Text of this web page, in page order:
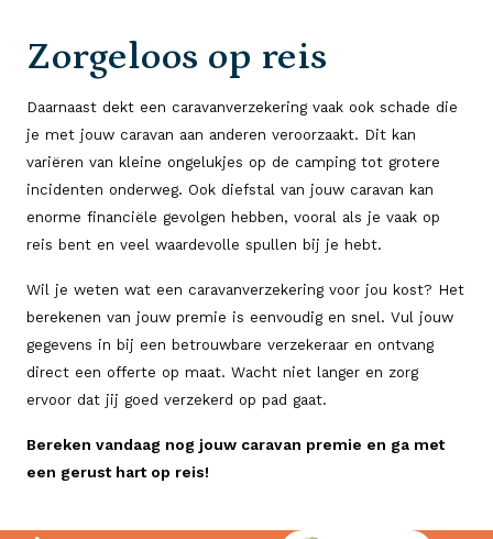
Zorgeloos op reis
Daarnaast dekt een caravanverzekering vaak ook schade die
je met jouw caravan aan anderen veroorzaakt. Dit kan
variëren van kleine ongelukjes op de camping tot grotere
incidenten onderweg. Ook diefstal van jouw caravan kan
enorme financiële gevolgen hebben, vooral als je vaak op
reis bent en veel waardevolle spullen bij je hebt.
Wil je weten wat een caravanverzekering voor jou kost? Het
berekenen van jouw premie is eenvoudig en snel. Vul jouw
gegevens in bij een betrouwbare verzekeraar en ontvang
direct een offerte op maat. Wacht niet langer en zorg
ervoor dat jij goed verzekerd op pad gaat.
Bereken vandaag nog jouw caravan premie en ga met
een gerust hart op reis!